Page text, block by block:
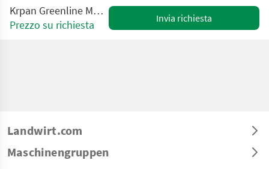
Krpan Greenline Modelle 550/650/850
Prezzo su richiesta
Invia richiesta
Landwirt.com
Maschinengruppen